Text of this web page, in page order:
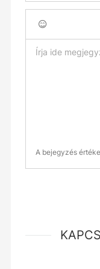
A bejegyzés